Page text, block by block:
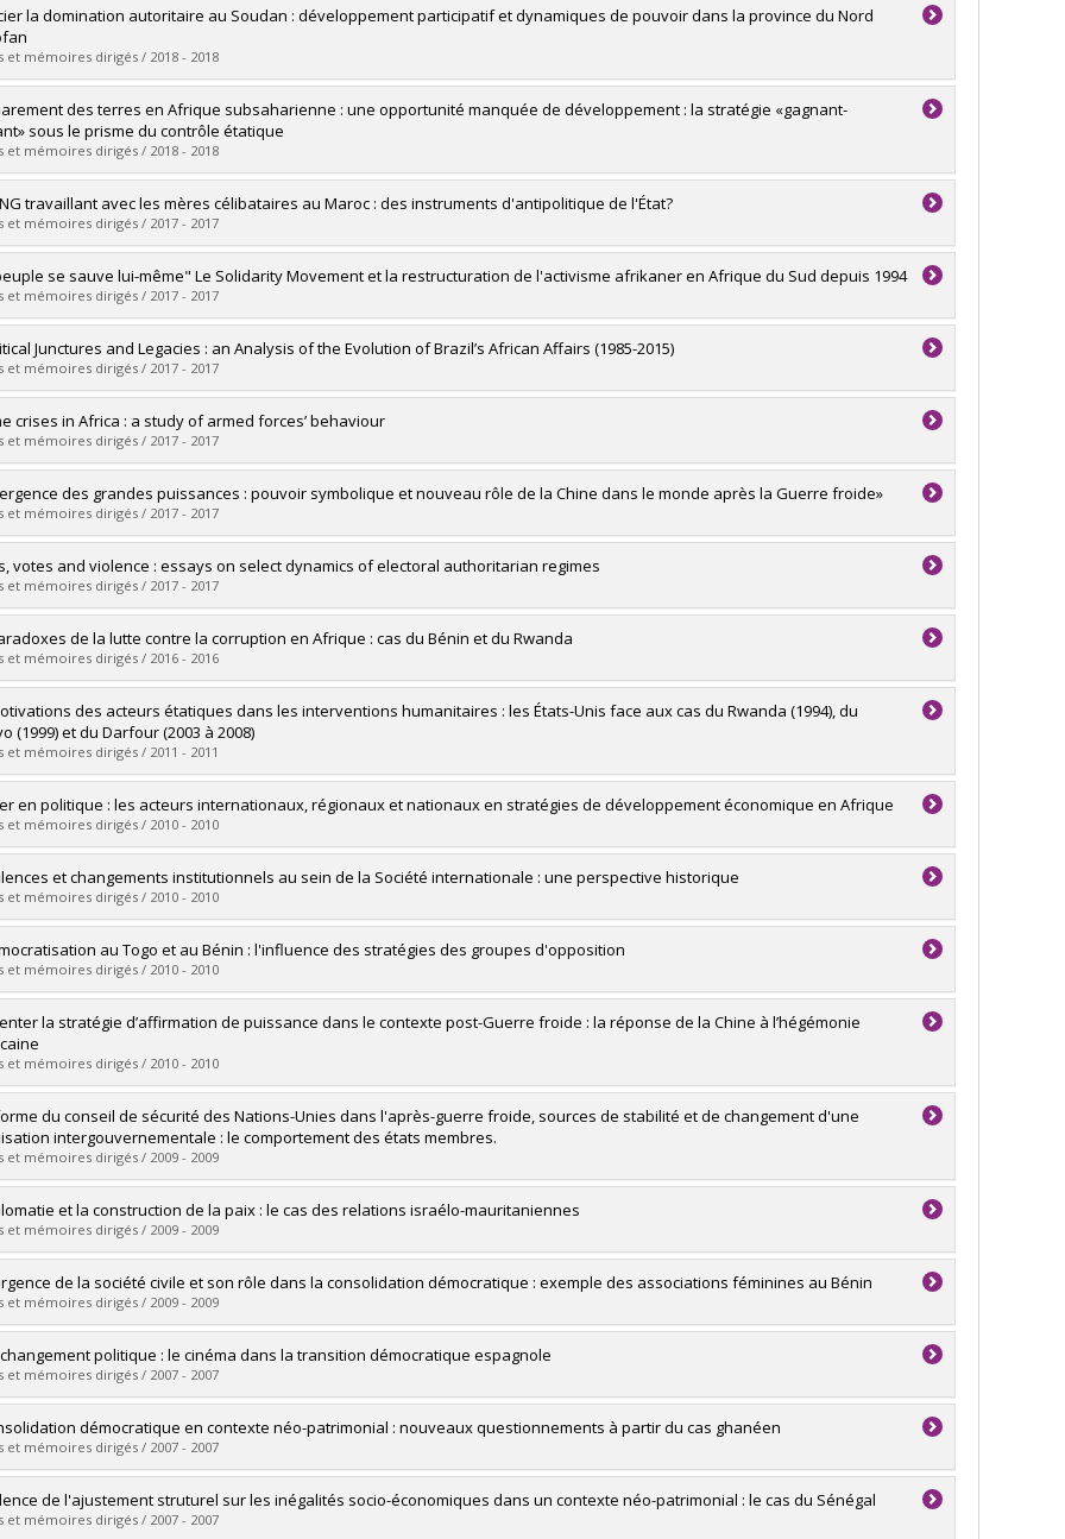
:Chen, Lijuan
Doctoral
:Ph. D.
le document dans Papyrus
la domination autoritaire au Soudan : développement participatif et dynamiques de pouvoir dans la province du Nord
et mémoires dirigés / 2018 - 2018
:Mahé, Anne-Laure
Doctoral
:Ph. D.
le document dans Papyrus
des terres en Afrique subsaharienne : une opportunité manquée de développement : la stratégie «gagnant-
sous le prisme du contrôle étatique
et mémoires dirigés / 2018 - 2018
:Lallement, Charlotte
Master's
:M.A.
travaillant avec les mères célibataires au Maroc : des instruments d'antipolitique de l'État?
et mémoires dirigés / 2017 - 2017
: Benzouine, Youssef
Master's
:M. Sc.
se sauve lui-même" Le Solidarity Movement et la restructuration de l'activisme afrikaner en Afrique du Sud depuis 1994
et mémoires dirigés / 2017 - 2017
:Thibault-Couture, Joanie
Doctoral
:Ph. D.
Junctures and Legacies : an Analysis of the Evolution of Brazil’s African Affairs (1985-2015)
et mémoires dirigés / 2017 - 2017
:Lima Machado, Iara Binta
Master's
:M. Sc.
crises in Africa : a study of armed forces’ behaviour
et mémoires dirigés / 2017 - 2017
:Morency-Laflamme, Julien
Doctoral
:Ph. D.
des grandes puissances : pouvoir symbolique et nouveau rôle de la Chine dans le monde après la Guerre froide»
et mémoires dirigés / 2017 - 2017
:Chantal, Roromme
Doctoral
:Ph. D.
votes and violence : essays on select dynamics of electoral authoritarian regimes
et mémoires dirigés / 2017 - 2017
:Bardall, Gabrielle Simon
Doctoral
:Ph. D.
de la lutte contre la corruption en Afrique : cas du Bénin et du Rwanda
et mémoires dirigés / 2016 - 2016
:Bodjrenou, Laurence Harmonie Sèna
Master's
:M. Sc.
le document dans Papyrus
des acteurs étatiques dans les interventions humanitaires : les États-Unis face aux cas du Rwanda (1994), du
(1999) et du Darfour (2003 à 2008)
et mémoires dirigés / 2011 - 2011
:Bregaj, Anjeza
Master's
:M. Sc.
en politique : les acteurs internationaux, régionaux et nationaux en stratégies de développement économique en Afrique
et mémoires dirigés / 2010 - 2010
:Signe Gnechie, Landry Bertino
Doctoral
:Ph. D.
et changements institutionnels au sein de la Société internationale : une perspective historique
et mémoires dirigés / 2010 - 2010
:Landry, Rémi
Doctoral
:Ph. D.
au Togo et au Bénin : l'influence des stratégies des groupes d'opposition
et mémoires dirigés / 2010 - 2010
:Morency-Laflamme, Julien
Master's
:M. Sc.
le document dans Papyrus
la stratégie d’affirmation de puissance dans le contexte post-Guerre froide : la réponse de la Chine à l’hégémonie
et mémoires dirigés / 2010 - 2010
:Chantal, Roromme
Master's
:M. Sc.
le document dans Papyrus
du conseil de sécurité des Nations-Unies dans l'après-guerre froide, sources de stabilité et de changement d'une
intergouvernementale : le comportement des états membres.
et mémoires dirigés / 2009 - 2009
:Combernous, Anukha
Master's
:M. Sc.
et la construction de la paix : le cas des relations israélo-mauritaniennes
et mémoires dirigés / 2009 - 2009
:Dia, Aliou Mamadou
Master's
:M. Sc.
de la société civile et son rôle dans la consolidation démocratique : exemple des associations féminines au Bénin
et mémoires dirigés / 2009 - 2009
:Lemire, Sylvie
Master's
:M. Sc.
politique : le cinéma dans la transition démocratique espagnole
et mémoires dirigés / 2007 - 2007
:Porras Ferreyra, Jaime
Doctoral
:Ph. D.
démocratique en contexte néo-patrimonial : nouveaux questionnements à partir du cas ghanéen
et mémoires dirigés / 2007 - 2007
:Mc Graw, Karoline
Master's
de l'ajustement struturel sur les inégalités socio-économiques dans un contexte néo-patrimonial : le cas du Sénégal
et mémoires dirigés / 2007 - 2007